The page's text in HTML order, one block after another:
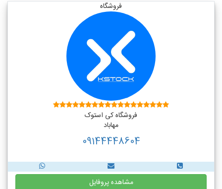
فروشگاه
فروشگاه کی استوک
مهاباد
09144448604
مشاهده پروفایل